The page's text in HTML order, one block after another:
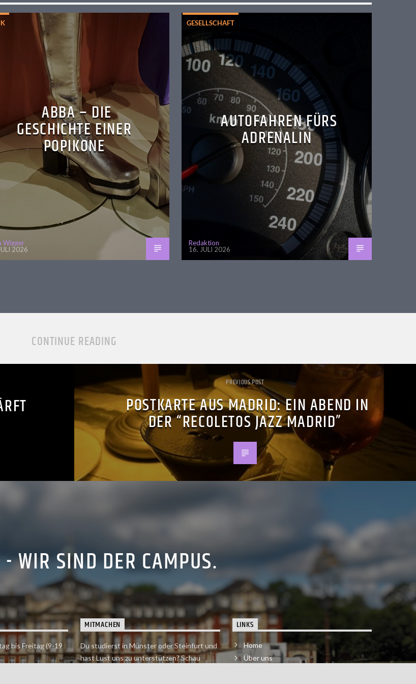
ABBA – DIE
GESCHICHTE EINER
POPIKONE
Wigger
2026
GESELLSCHAFT
AUTOFAHREN FÜRS
ADRENALIN
Redaktion
16. JULI 2026
CONTINUE READING
PREVIOUS POST
POSTKARTE AUS MADRID: EIN ABEND IN
DER “RECOLETOS JAZZ MADRID”
WIR SIND DER CAMPUS.
bis Freitag (9-19
MITMACHEN
Du studierst in Münster oder Steinfurt und
hast Lust uns zu unterstützen? Schau
LINKS
Home
Über uns